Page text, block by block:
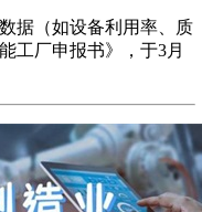
据（如设备利用率、质
工厂申报书》，于3月